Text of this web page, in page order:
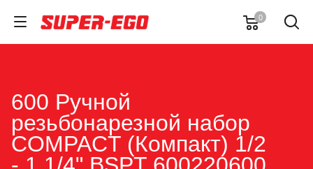
0
600 Ручной
резьбонарезной набор
COMPACT (Компакт) 1/2